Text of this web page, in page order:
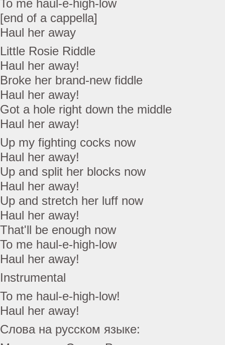
To me haul-e-high-low
[end of a cappella]
Haul her away
Little Rosie Riddle
Haul her away!
Broke her brand-new fiddle
Haul her away!
Got a hole right down the middle
Haul her away!
Up my fighting cocks now
Haul her away!
Up and split her blocks now
Haul her away!
Up and stretch her luff now
Haul her away!
That'll be enough now
To me haul-e-high-low
Haul her away!
Instrumental
To me haul-e-high-low!
Haul her away!
Слова на русском языке: